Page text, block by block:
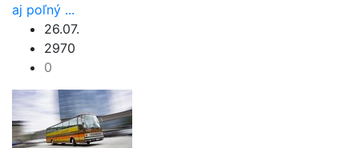
aj poľný ...
26.07.
2970
0